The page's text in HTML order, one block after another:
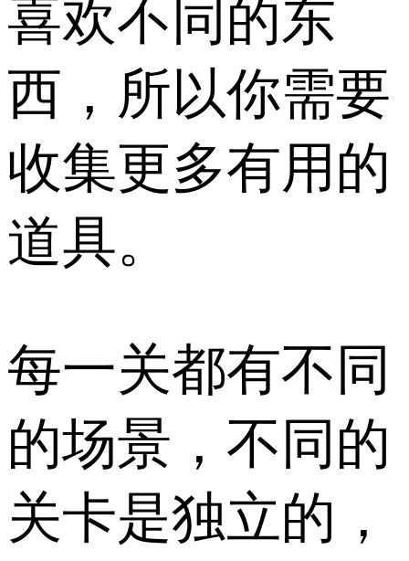
喜欢不同的东
西，所以你需要
收集更多有用的
道具。
每一关都有不同
的场景，不同的
关卡是独立的，